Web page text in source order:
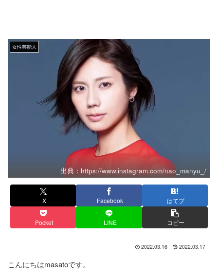
女性芸能人
出典：https://www.instagram.com/nao_manyu_/
X Facebook はてブ
Pocket LINE コピー
2022.03.16 2022.03.17
こんにちはmasatoです。